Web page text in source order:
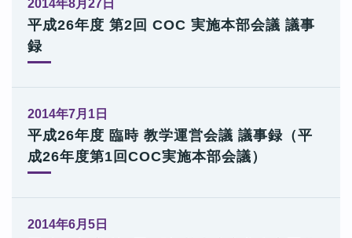
2014年8月27日
平成26年度 第2回 COC 実施本部会議 議事
録
2014年7月1日
平成26年度 臨時 教学運営会議 議事録（平
成26年度第1回COC実施本部会議）
2014年6月5日